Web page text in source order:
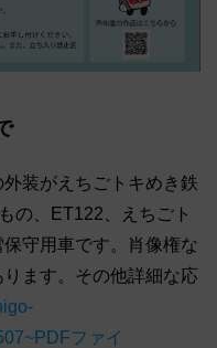
装がえちごトキめき鉄
の、ET122、えちごト
守用車です。肖像権な
ます。その他詳細な応
ファイ